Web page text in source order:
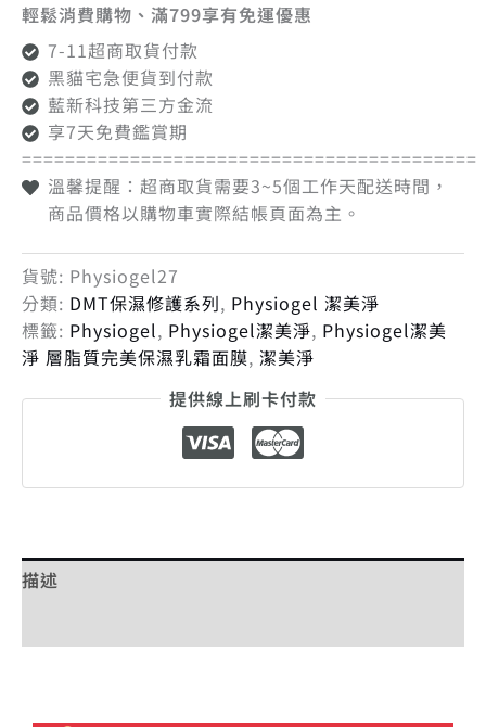
輕鬆消費購物、滿799享有免運優惠
7-11超商取貨付款
黑貓宅急便貨到付款
藍新科技第三方金流
享7天免費鑑賞期
==========================================
溫馨提醒：超商取貨需要3~5個工作天配送時間，
商品價格以購物車實際結帳頁面為主。
貨號: Physiogel27
分類: DMT保濕修護系列, Physiogel 潔美淨
標籤: Physiogel, Physiogel潔美淨, Physiogel潔美
淨 層脂質完美保濕乳霜面膜, 潔美淨
提供線上刷卡付款
描述